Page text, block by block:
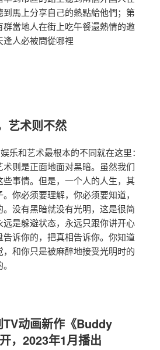
馬上分享自己的熱點給他們；第
群當地人在街上吃午餐還熱情的邀
人必被問從哪裡
艺术则不然
乐和艺术最根本的不同就在这里：
则是正面地面对黑暗。虽然我们
事情。但是，一个人的人生，其
你必须要理解，你必须要知道，
没有黑暗就没有光明，这是很简
是躲避状态，永远只跟你讲开心
诉你的，把真相告诉你。你知道
和你只是被麻醉地接受光明时的
TV动画新作《Buddy
，2023年1月播出